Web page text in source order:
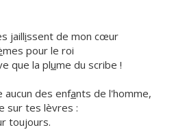
jaillissent de mon cœur
mes pour le roi
que la plume du scribe !
aucun des enfants de l'homme,
sur tes lèvres :
toujours.